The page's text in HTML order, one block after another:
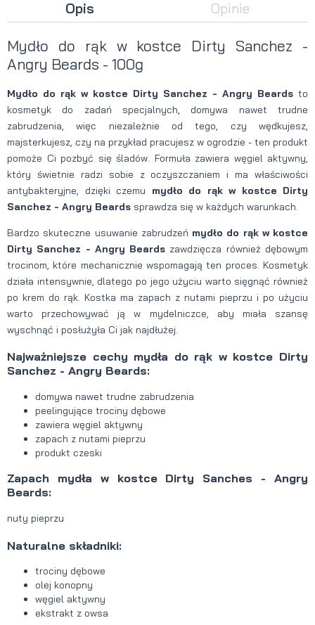
Opis Opinie
Mydło do rąk w kostce Dirty Sanchez -
Angry Beards - 100g
Mydło do rąk w kostce Dirty Sanchez - Angry Beards to
kosmetyk do zadań specjalnych, domywa nawet trudne
zabrudzenia, więc niezależnie od tego, czy wędkujesz,
majsterkujesz, czy na przykład pracujesz w ogrodzie - ten produkt
pomoże Ci pozbyć się śladów. Formuła zawiera węgiel aktywny,
który świetnie radzi sobie z oczyszczaniem i ma właściwości
antybakteryjne, dzięki czemu mydło do rąk w kostce Dirty
Sanchez - Angry Beards sprawdza się w każdych warunkach.
Bardzo skuteczne usuwanie zabrudzeń mydło do rąk w kostce
Dirty Sanchez - Angry Beards zawdzięcza również dębowym
trocinom, które mechanicznie wspomagają ten proces. Kosmetyk
działa intensywnie, dlatego po jego użyciu warto sięgnąć również
po krem do rąk. Kostka ma zapach z nutami pieprzu i po użyciu
warto przechowywać ją w mydelniczce, aby miała szansę
wyschnąć i posłużyła Ci jak najdłużej.
Najważniejsze cechy mydła do rąk w kostce Dirty
Sanchez - Angry Beards:
domywa nawet trudne zabrudzenia
peelingujące trociny dębowe
zawiera węgiel aktywny
zapach z nutami pieprzu
produkt czeski
Zapach mydła w kostce Dirty Sanches - Angry
Beards:
nuty pieprzu
Naturalne składniki:
trociny dębowe
olej konopny
węgiel aktywny
ekstrakt z owsa